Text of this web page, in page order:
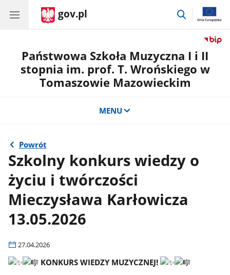
gov.pl
przejdź
Państwowa Szkoła Muzyczna I i II
stopnia im. prof. T. Wrońskiego w
Tomaszowie Mazowieckim
MENU
Powrót
Szkolny konkurs wiedzy o
życiu i twórczości
Mieczysława Karłowicza
13.05.2026
27.04.2026
KONKURS WIEDZY MUZYCZNEJ!